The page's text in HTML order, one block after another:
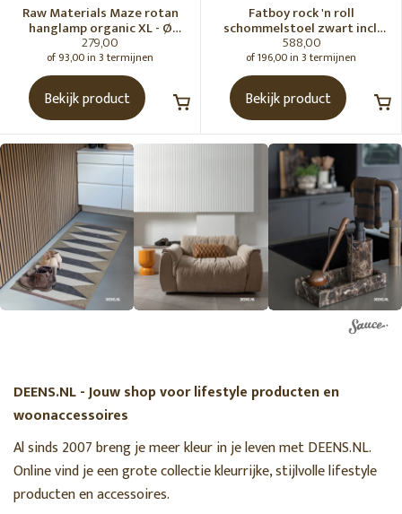
Raw Materials Maze rotan
hanglamp organic XL - Ø
75x31 cm
279,00
of 93,00 in 3 termijnen
Bekijk product
Fatboy rock 'n roll
schommelstoel zwart incl.
original Outdoor zitzak
Stripe Cacao
588,00
of 196,00 in 3 termijnen
Bekijk product
DEENS.NL - Jouw shop voor lifestyle producten en
woonaccessoires
Al sinds 2007 breng je meer kleur in je leven met DEENS.NL.
Online vind je een grote collectie kleurrijke, stijlvolle lifestyle
producten en accessoires.